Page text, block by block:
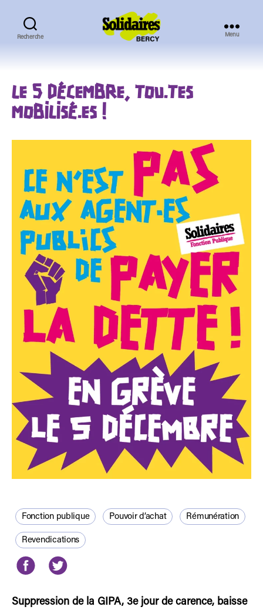
Recherche Menu
LE 5 DÉCEMBRE, TOU.TES
MOBILISÉ.ES !
Fonction publique Pouvoir d’achat Rémunération
Revendications
Suppression de la GIPA, 3e jour de carence, baisse